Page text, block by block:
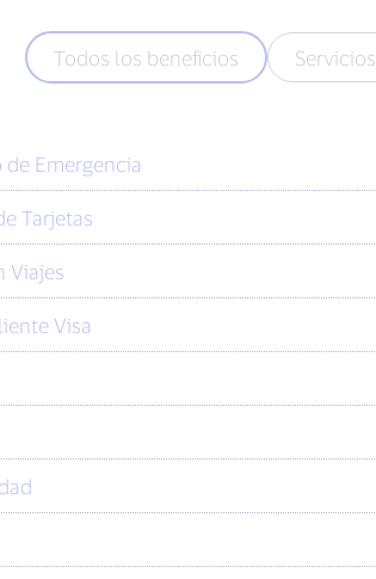
Todos los beneficios Servicios
Emergencia
Tarjetas
Viajes
Visa